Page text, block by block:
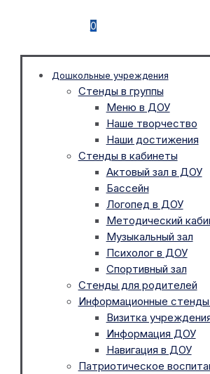
0
Дошкольные учреждения
Стенды в группы
Меню в ДОУ
Наше творчество
Наши достижения
Стенды в кабинеты
Актовый зал в ДОУ
Бассейн
Логопед в ДОУ
Методический
Музыкальный зал
Психолог в ДОУ
Спортивный зал
Стенды для родителей
Информационные
Визитка
Информация ДОУ
Навигация в ДОУ
Патриотическое